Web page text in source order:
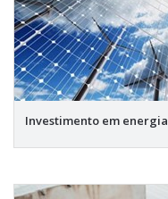
Investimento em